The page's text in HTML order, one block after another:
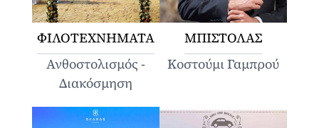
ΦΙΛΟΤΕΧΝΗΜΑΤΑ
Ανθοστολισμός -
Διακόσμηση
ΜΠΙΣΤΟΛΑΣ
Κοστούμι Γαμπρού